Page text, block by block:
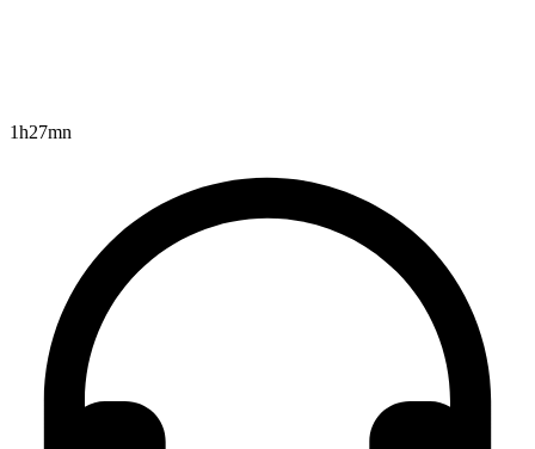
1h27mn